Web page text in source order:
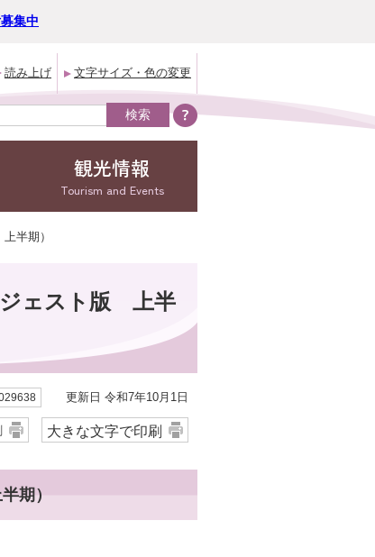
集中
読み上げ 文字サイズ・色の変更
観光情報
Tourism and Events
半期）
ェスト版 上半
更新日 令和7年10月1日
大きな文字で印刷
期）